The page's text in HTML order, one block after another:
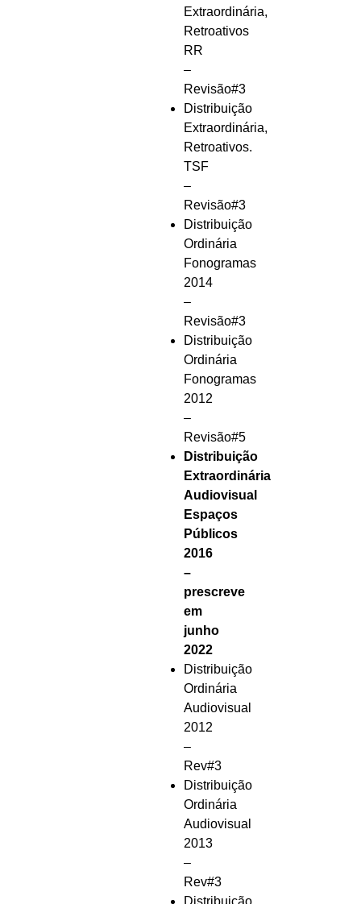
Extraordinária,
Retroativos
RR
–
Revisão#3
Distribuição
Extraordinária,
Retroativos.
TSF
–
Revisão#3
Distribuição
Ordinária
Fonogramas
2014
–
Revisão#3
Distribuição
Ordinária
Fonogramas
2012
–
Revisão#5
Distribuição
Extraordinária
Audiovisual
Espaços
Públicos
2016
–
prescreve
em
junho
2022
Distribuição
Ordinária
Audiovisual
2012
–
Rev#3
Distribuição
Ordinária
Audiovisual
2013
–
Rev#3
Distribuição